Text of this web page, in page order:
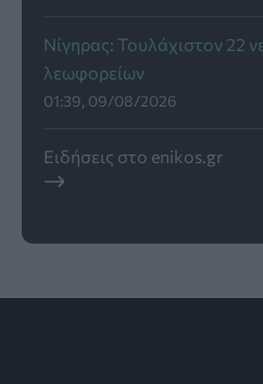
Νίγηρας: Τουλάχιστον 22
λεωφορείων
01:39, 09/08/2026
Ειδήσεις στο enikos.gr